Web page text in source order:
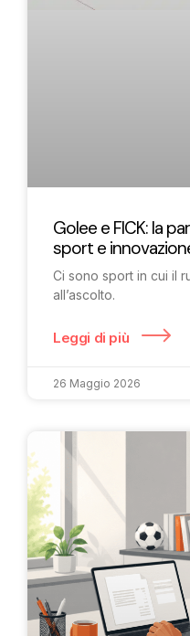
Golee e FICK: la
sport e
Ci sono sport in cui il
all’ascolto.
Leggi di più
26 Maggio 2026